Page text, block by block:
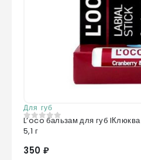
Для губ
0 из 5
L’oco бальзам для губ
5,1 г
350 ₽